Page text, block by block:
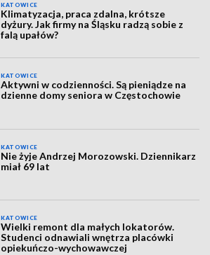
KATOWICE
Klimatyzacja, praca zdalna, krótsze
dyżury. Jak firmy na Śląsku radzą sobie z
falą upałów?
KATOWICE
Aktywni w codzienności. Są pieniądze na
dzienne domy seniora w Częstochowie
KATOWICE
Nie żyje Andrzej Morozowski. Dziennikarz
miał 69 lat
KATOWICE
Wielki remont dla małych lokatorów.
Studenci odnawiali wnętrza placówki
opiekuńczo-wychowawczej